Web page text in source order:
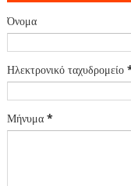
Όνομα
Ηλεκτρονικό ταχυδρομείο
Μήνυμα *